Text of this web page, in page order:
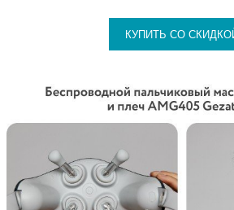
КУПИТЬ СО